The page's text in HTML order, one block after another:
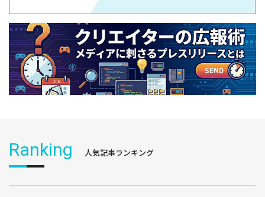
Ranking 人気記事ランキング